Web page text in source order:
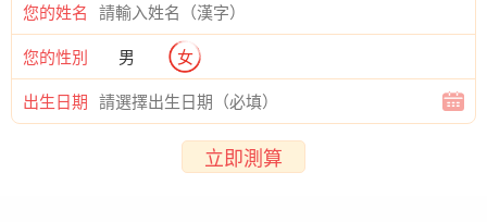
您的姓名
您的性別 男 女
出生日期
立即測算